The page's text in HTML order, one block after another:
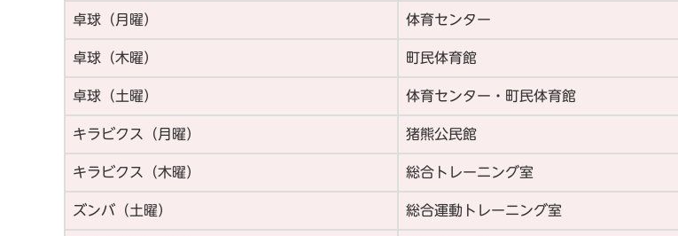
卓球（月曜） 体育センター
卓球（木曜） 町民体育館
卓球（土曜） 体育センター・町民体育館
キラビクス（月曜） 猪熊公民館
キラビクス（木曜） 総合トレーニング室
ズンバ（土曜） 総合運動トレーニング室